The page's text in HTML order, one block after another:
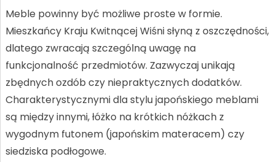
Meble powinny być możliwe proste w formie.
Mieszkańcy Kraju Kwitnącej Wiśni słyną z oszczędności,
dlatego zwracają szczególną uwagę na
funkcjonalność przedmiotów. Zazwyczaj unikają
zbędnych ozdób czy niepraktycznych dodatków.
Charakterystycznymi dla stylu japońskiego meblami
są między innymi, łóżko na krótkich nóżkach z
wygodnym futonem (japońskim materacem) czy
siedziska podłogowe.